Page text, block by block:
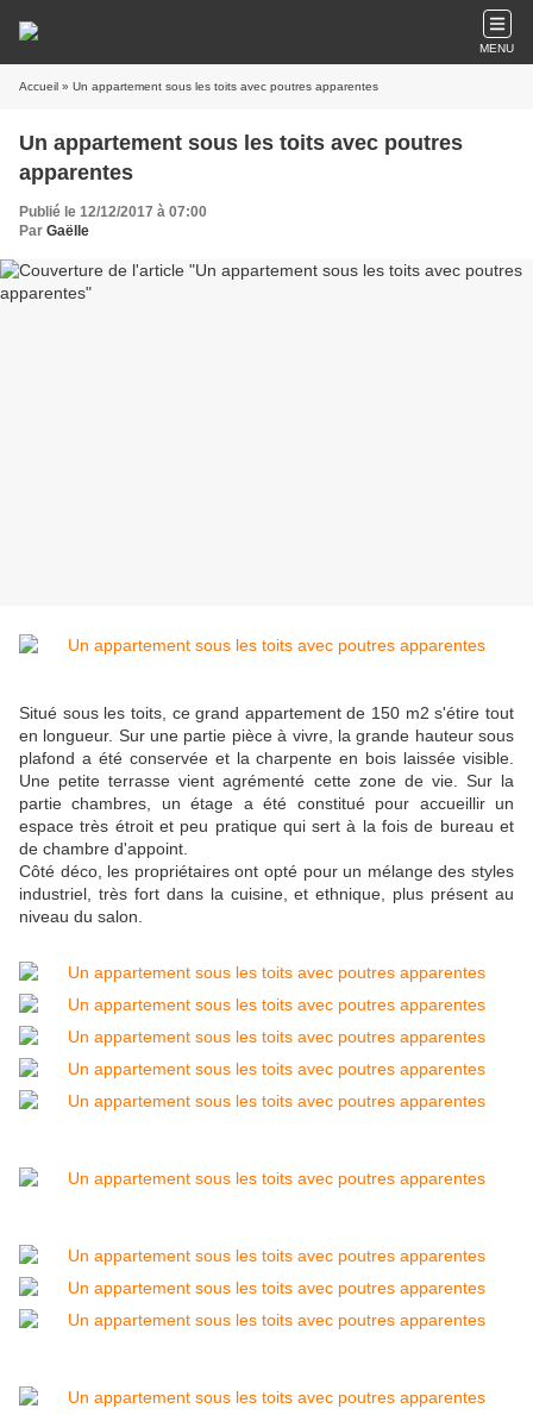
MENU
Accueil » Un appartement sous les toits avec poutres apparentes
Un appartement sous les toits avec poutres
apparentes
Publié le 12/12/2017 à 07:00
Par Gaëlle
Situé sous les toits, ce grand appartement de 150 m2 s'étire tout
en longueur. Sur une partie pièce à vivre, la grande hauteur sous
plafond a été conservée et la charpente en bois laissée visible.
Une petite terrasse vient agrémenté cette zone de vie. Sur la
partie chambres, un étage a été constitué pour accueillir un
espace très étroit et peu pratique qui sert à la fois de bureau et
de chambre d'appoint.
Côté déco, les propriétaires ont opté pour un mélange des styles
industriel, très fort dans la cuisine, et ethnique, plus présent au
niveau du salon.